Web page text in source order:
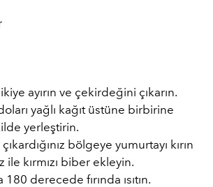
ayırın ve çekirdeğini çıkarın.
yağlı kağıt üstüne birbirine
yerleştirin.
bölgeye yumurtayı kırın
ile kırmızı biber ekleyin.
derecede fırında ısıtın.